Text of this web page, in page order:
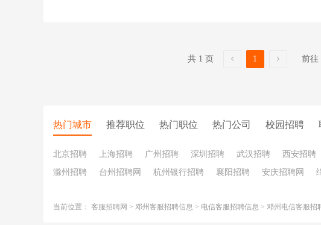
共 1 页 1 前往
热门城市 推荐职位 热门职位 热门公司 校园招聘
北京招聘 上海招聘 广州招聘 深圳招聘 武汉招聘 西安招聘
滁州招聘
台州招聘网 杭州银行招聘 襄阳招聘 安庆招聘网
当前位置： 客服招聘网 > 邓州客服招聘信息 > 电信客服招聘信息 > 邓州电信客服招